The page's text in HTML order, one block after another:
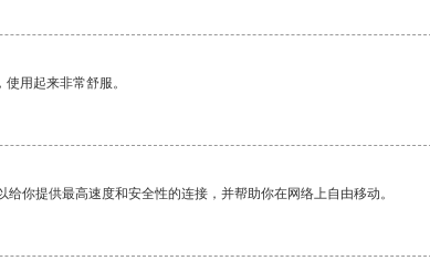
用起来非常舒服。
给你提供最高速度和安全性的连接，并帮助你在网络上自由移动。